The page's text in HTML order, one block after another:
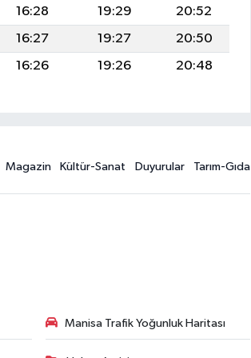
16:28 19:29
20:52
16:27
19:27
20:50
16:26
19:26 20:48
Magazin Kültür-Sanat Duyurular Tarım-Gıda
Manisa Trafik Yoğunluk Haritası